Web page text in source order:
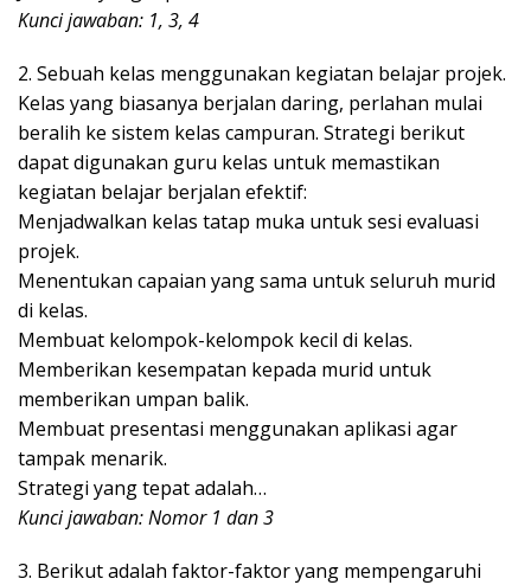
Kunci jawaban: 1, 3, 4
2. Sebuah kelas menggunakan kegiatan belajar projek.
Kelas yang biasanya berjalan daring, perlahan mulai
beralih ke sistem kelas campuran. Strategi berikut
dapat digunakan guru kelas untuk memastikan
kegiatan belajar berjalan efektif:
Menjadwalkan kelas tatap muka untuk sesi evaluasi
projek.
Menentukan capaian yang sama untuk seluruh murid
di kelas.
Membuat kelompok-kelompok kecil di kelas.
Memberikan kesempatan kepada murid untuk
memberikan umpan balik.
Membuat presentasi menggunakan aplikasi agar
tampak menarik.
Strategi yang tepat adalah…
Kunci jawaban: Nomor 1 dan 3
3. Berikut adalah faktor-faktor yang mempengaruhi